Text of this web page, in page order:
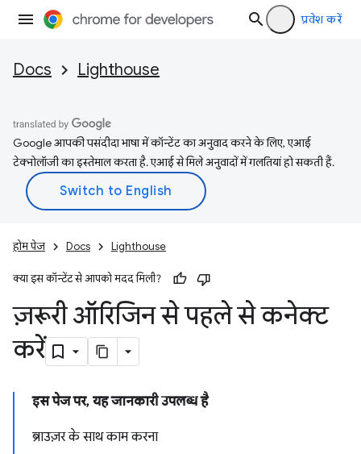
प्रवेश करें
Docs Lighthouse
Google आपकी पसंदीदा भाषा में कॉन्टेंट का अनुवाद करने के लिए, एआई
टेक्नोलॉजी का इस्तेमाल करता है. एआई से मिले अनुवादों में गलतियां हो सकती हैं.
होम पेज Docs Lighthouse
क्या इस कॉन्टेंट से आपको मदद मिली?
ज़रूरी ऑरिजिन से पहले से कनेक्ट
करें
इस पेज पर, यह जानकारी उपलब्ध है
ब्राउज़र के साथ काम करना